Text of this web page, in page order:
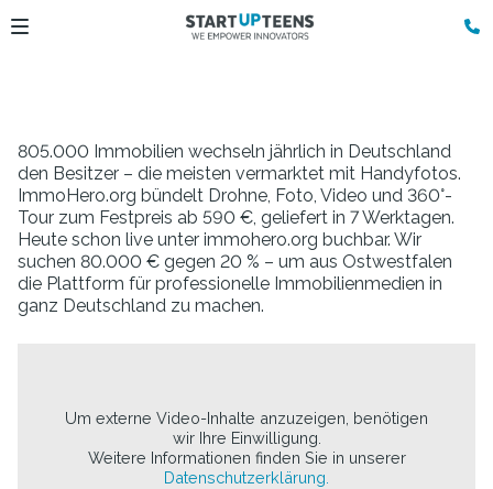
805.000 Immobilien wechseln jährlich in Deutschland
den Besitzer – die meisten vermarktet mit Handyfotos.
ImmoHero.org bündelt Drohne, Foto, Video und 360°-
Tour zum Festpreis ab 590 €, geliefert in 7 Werktagen.
Heute schon live unter immohero.org buchbar. Wir
suchen 80.000 € gegen 20 % – um aus Ostwestfalen
die Plattform für professionelle Immobilienmedien in
ganz Deutschland zu machen.
Um externe Video-Inhalte anzuzeigen, benötigen
wir Ihre Einwilligung.
Weitere Informationen finden Sie in unserer
Datenschutzerklärung.